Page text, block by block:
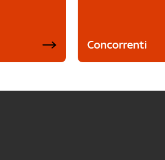
Concorrenti